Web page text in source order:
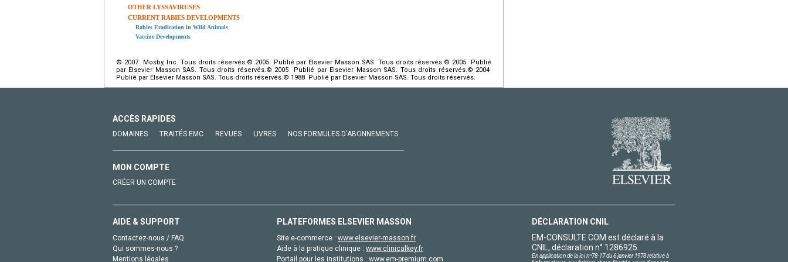
OTHER LYSSAVIRUSES
CURRENT RABIES DEVELOPMENTS
Rabies Eradication in Wild Animals
Vaccine Developments
© 2007 Mosby, Inc. Tous droits réservés.© 2005 Publié par Elsevier Masson SAS. Tous droits réservés.© 2005 Publié
par Elsevier Masson SAS. Tous droits réservés.© 2005 Publié par Elsevier Masson SAS. Tous droits réservés.© 2004
Publié par Elsevier Masson SAS. Tous droits réservés.© 1988 Publié par Elsevier Masson SAS. Tous droits réservés.
ACCÈS RAPIDES
DOMAINES TRAITÉS EMC REVUES LIVRES NOS FORMULES D'ABONNEMENTS
MON COMPTE
CRÉER UN COMPTE
AIDE & SUPPORT
Contactez-nous / FAQ
Qui sommes-nous ?
Mentions légales
PLATEFORMES ELSEVIER MASSON
Site e-commerce : www.elsevier-masson.fr
Aide à la pratique clinique : www.clinicalkey.fr
Portail pour les institutions : www.em-premium.com
DÉCLARATION CNIL
EM-CONSULTE.COM est déclaré à la
CNIL, déclaration n° 1286925.
En application de la loi nº78-17 du 6 janvier 1978 relative à